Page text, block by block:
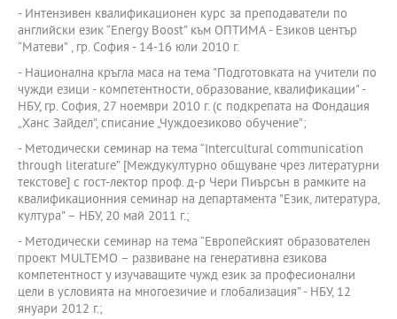
- Интензивен квалификационен курс за преподаватели по
английски език “Energy Boost” към ОПТИМА - Езиков център
“Матеви” , гр. София - 14-16 юли 2010 г.
- Национална кръгла маса на тема "Подготовката на учители по
чужди езици - компетентности, образование, квалификации" -
НБУ, гр. София, 27 ноември 2010 г. (с подкрепата на Фондация
„Ханс Зайдел”, списание „Чуждоезиково обучение”;
- Методически семинар на тема “Intercultural communication
through literature” [Междукултурно общуване чрез литературни
текстове] с гост-лектор проф. д-р Чери Пиърсън в рамките на
квалификационния семинар на департамента "Език, литература,
култура" – НБУ, 20 май 2011 г.;
- Методически семинар на тема “Европейският образователен
проект MULTEMO – развиване на генеративна езикова
компетентност у изучаващите чужд език за професионални
цели в условията на многоезичие и глобализация” - НБУ, 12
януари 2012 г.;